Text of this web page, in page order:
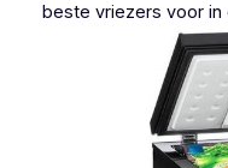
beste vriezers voor in